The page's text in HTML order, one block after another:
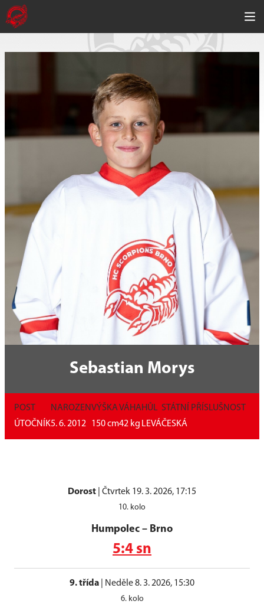
Sebastian Morys
POST
ÚTOČNÍK
NAROZEN
5. 6. 2012
VÝŠKA
150cm
VÁHA
42 kg
HŮL
LEVÁ
STÁTNÍ PŘÍSLUŠNOST
ČESKÁ
Dorost Čtvrtek 19. 3. 2026, 17:15
10. kolo
Humpolec – Brno
5:4 sn
9. třída Neděle 8. 3. 2026, 15:30
6. kolo